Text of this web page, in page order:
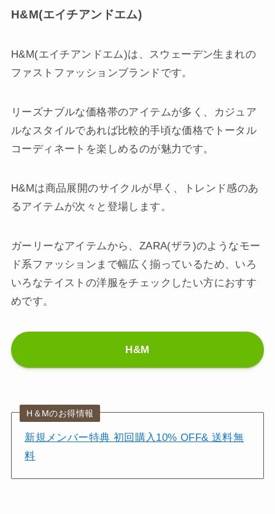
H&M(エイチアンドエム)
H&M(エイチアンドエム)は、スウェーデン生まれの
ファストファッションブランドです。
リーズナブルな価格帯のアイテムが多く、カジュア
ルなスタイルであれば比較的手頃な価格でトータル
コーディネートを楽しめるのが魅力です。
H&Mは商品展開のサイクルが早く、トレンド感のあ
るアイテムが次々と登場します。
ガーリーなアイテムから、ZARA(ザラ)のようなモー
ド系ファッションまで幅広く揃っているため、いろ
いろなテイストの洋服をチェックしたい方におすす
めです。
H&M
H＆Mのお得情報
新規メンバー特典 初回購入10% OFF& 送料無
料